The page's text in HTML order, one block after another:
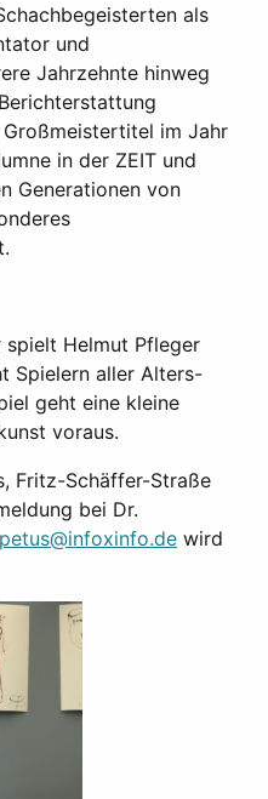
als
und
Jahrzehnte hinweg
im Jahr
in der ZEIT und
Generationen von
spielt Helmut Pfleger
Spielern aller Alters-
geht eine kleine
voraus.
Fritz-Schäffer-Straße
bei Dr.
wird